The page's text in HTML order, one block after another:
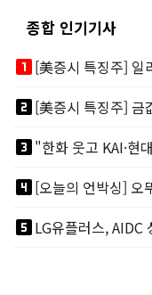
종합 인기기사
looks_one
looks_two
looks_3"한화 웃고 KAI·
looks_4
looks_5